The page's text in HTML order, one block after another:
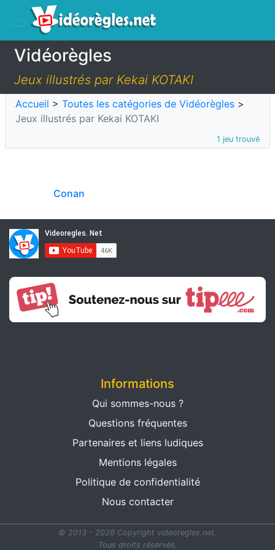
Vidéorègles
Jeux illustrés par Kekai KOTAKI
Accueil > Toutes les catégories de Vidéorègles >
Jeux illustrés par Kekai KOTAKI
1 jeu trouvé
Conan
Informations
Qui sommes-nous ?
Questions fréquentes
Partenaires et liens ludiques
Mentions légales
Politique de confidentialité
Nous contacter
© 2013 - 2026 Copyright videoregles.net.
Tous droits réservés.